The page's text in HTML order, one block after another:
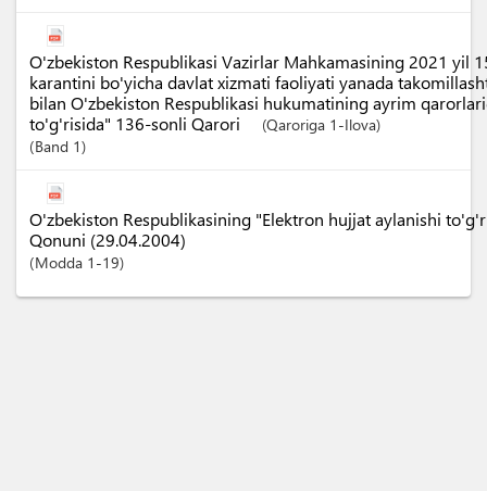
O'zbekiston Respublikasi Vazirlar Mahkamasining 2021 yil
karantini bo'yicha davlat xizmati faoliyati yanada
bilan O'zbekiston Respublikasi hukumatining ayrim
to'g'risida" 136-sonli Qarori
(Qaroriga 1-Ilova)
Band 1
O'zbekiston Respublikasining "Elektron hujjat aylanishi
Qonuni (29.04.2004)
Modda 1-19